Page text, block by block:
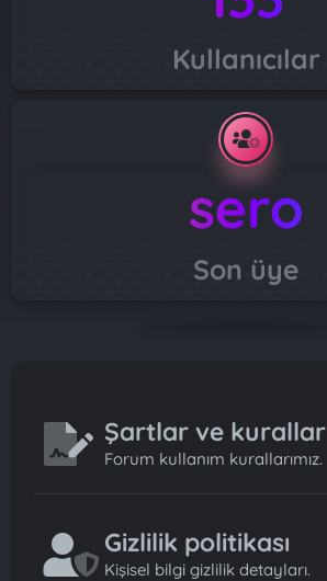
Kullanıcılar
sero
Son üye
Şartlar ve kurallar
Forum kullanım kurallarımız.
Gizlilik politikası
Kişisel bilgi gizlilik detayları.